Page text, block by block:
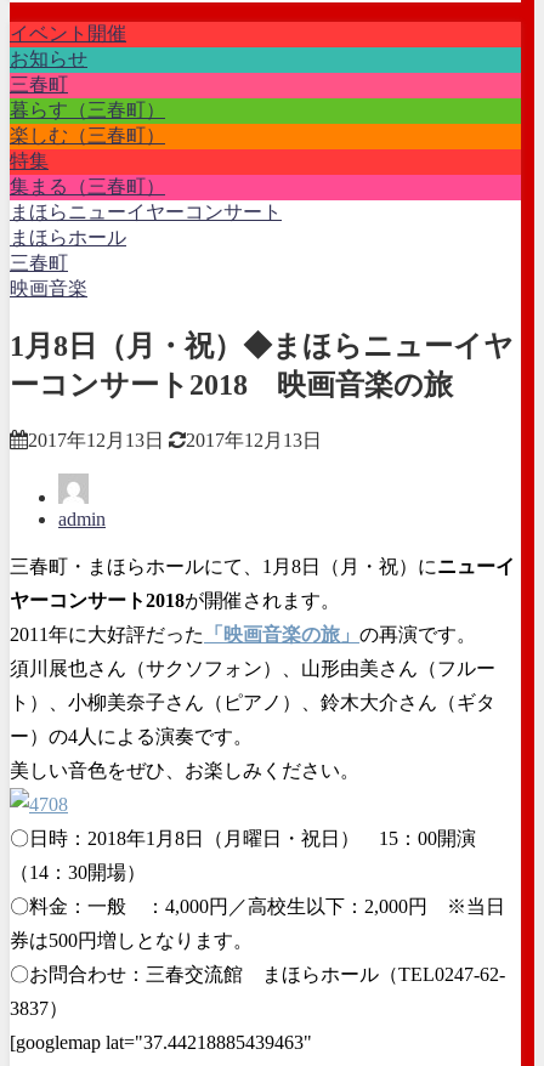
イベント開催
お知らせ
三春町
暮らす（三春町）
楽しむ（三春町）
特集
集まる（三春町）
まほらニューイヤーコンサート
まほらホール
三春町
映画音楽
1月8日（月・祝）◆まほらニューイヤ
ーコンサート2018 映画音楽の旅
2017年12月13日 2017年12月13日
admin
三春町・まほらホールにて、1月8日（月・祝）にニューイ
ヤーコンサート2018が開催されます。
2011年に大好評だった
「映画音楽の旅」 の再演です。
須川展也さん（サクソフォン）、山形由美さん（フルー
ト）、小柳美奈子さん（ピアノ）、鈴木大介さん（ギタ
ー）の4人による演奏です。
美しい音色をぜひ、お楽しみください。
〇日時：2018年1月8日（月曜日・祝日） 15：00開演
（14：30開場）
〇料金：一般 ：4,000円／高校生以下：2,000円 ※当日
券は500円増しとなります。
〇お問合わせ：三春交流館 まほらホール（TEL0247-62-
3837）
[googlemap lat="37.44218885439463"